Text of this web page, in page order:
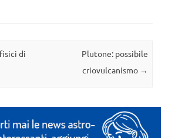
di
Plutone: possibile
criovulcanismo →